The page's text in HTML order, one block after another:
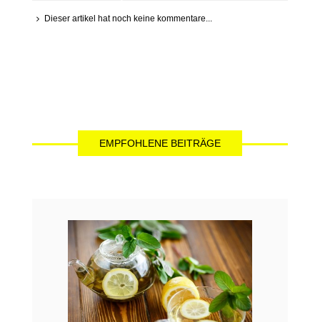
Dieser artikel hat noch keine kommentare...
EMPFOHLENE BEITRÄGE